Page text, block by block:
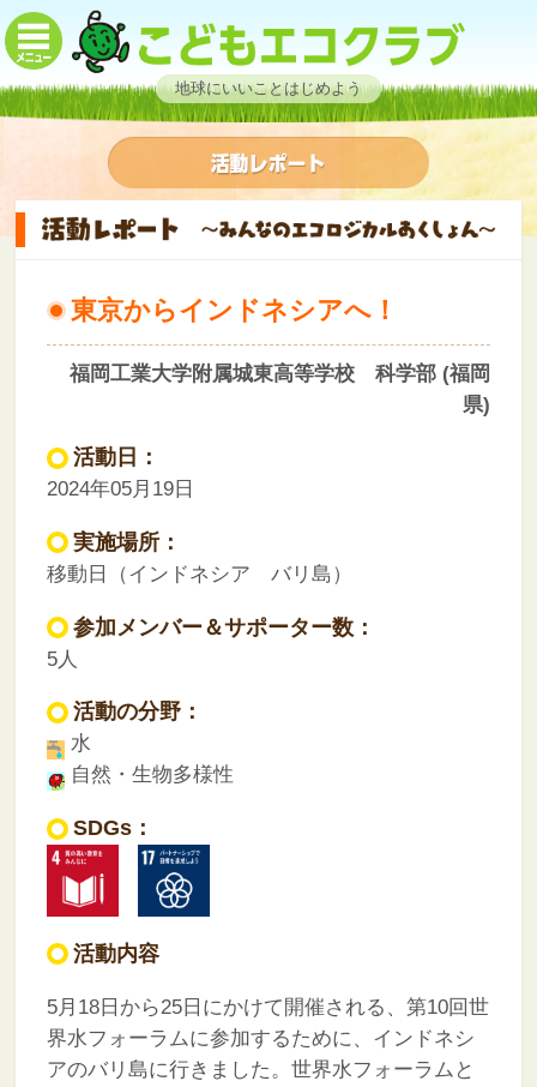
地球にいいことはじめよう
東京からインドネシアへ！
福岡工業大学附属城東高等学校 科学部 (福岡
県)
活動日：
2024年05月19日
実施場所：
移動日（インドネシア バリ島）
参加メンバー＆サポーター数：
5人
活動の分野：
水
自然・生物多様性
SDGs：
活動内容
5月18日から25日にかけて開催される、第10回世
界水フォーラムに参加するために、インドネシ
アのバリ島に行きました。世界水フォーラムと